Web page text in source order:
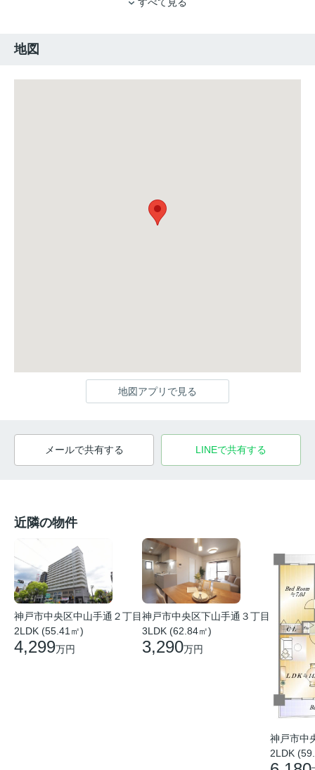
地図
地図アプリで見る
メールで共有する LINEで共有する
近隣の物件
神戸市中央区中山手通２丁目
2LDK (55.41㎡)
4,299万円
神戸市中央区下山手通３丁目
3LDK (62.84㎡)
3,290万円
神戸市中
2LDK